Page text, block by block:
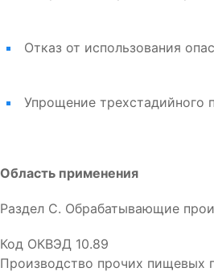
Отказ от использования
Упрощение трехстадийного
Область применения
Раздел C. Обрабатывающие
Код ОКВЭД 10.89
Производство прочих пищевых